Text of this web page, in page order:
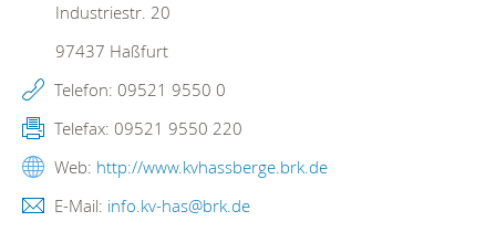
Industriestr. 20
97437 Haßfurt
Telefon: 09521 9550 0
Telefax: 09521 9550 220
Web: http://www.kvhassberge.brk.de
E-Mail: info.kv-has@brk.de